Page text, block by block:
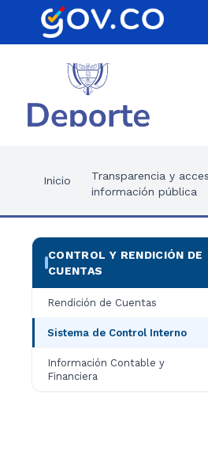
Inicio
Transparencia y
información pública
CONTROL Y RENDICIÓN DE
CUENTAS
Rendición de Cuentas
Sistema de Control Interno
Información Contable y
Financiera